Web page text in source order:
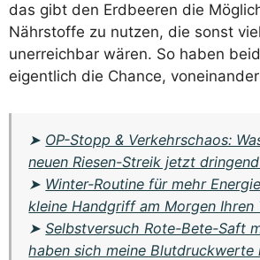
das gibt den Erdbeeren die
Nährstoffe zu nutzen, die sonst
unerreichbar wären. So haben
eigentlich die Chance,
➤ OP-Stopp & Verkehrschaos:
neuen Riesen-Streik jetzt
➤ Winter-Routine für mehr
kleine Handgriff am Morgen Ihren
➤Selbstversuch Rote-Bete-Saft
haben sich meine Blutdruckwerte